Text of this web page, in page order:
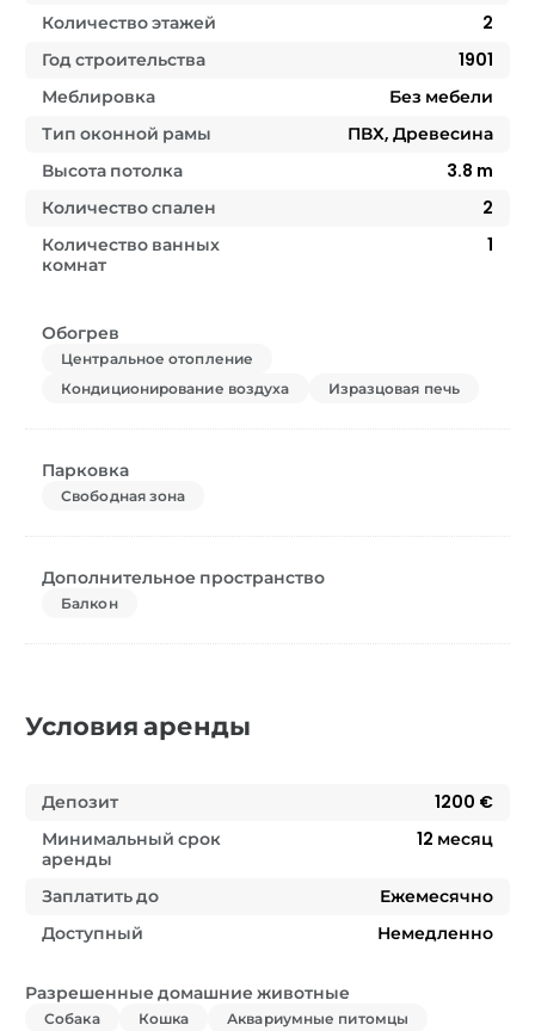
Количество этажей
2
Год строительства
1901
Меблировка
Без мебели
Тип оконной рамы
ПВХ, Древесина
Высота потолка
3.8 m
Количество спален
2
Количество ванных
комнат
1
Обогрев
Центральное отопление
Кондиционирование воздуха
Изразцовая печь
Парковка
Свободная зона
Дополнительное пространство
Балкон
Условия аренды
Депозит
1200 €
Минимальный срок
аренды
12 месяц
Заплатить до
Ежемесячно
Доступный
Немедленно
Разрешенные домашние животные
Собака Кошка
Аквариумные питомцы